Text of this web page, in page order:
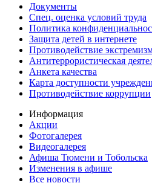
Документы
Спец. оценка условий труда
Политика
Защита детей в интернете
Противодействие
Антитеррористическая
Анкета качества
Карта доступности
Противодействие коррупции
Информация
Акции
Фотогалерея
Видеогалерея
Афиша Тюмени и Тобольска
Изменения в афише
Все новости